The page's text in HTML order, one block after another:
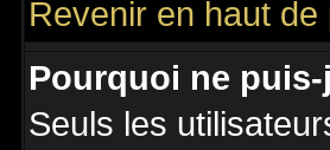
Revenir en haut de
Pourquoi ne
Seuls les